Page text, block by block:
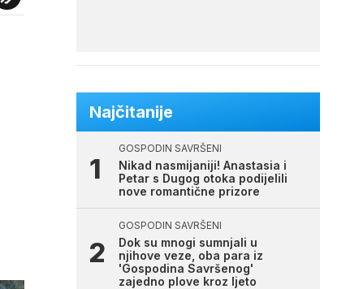
Najčitanije
GOSPODIN SAVRŠENI
Nikad nasmijaniji! Anastasia i
Petar s Dugog otoka podijelili
nove romantične prizore
GOSPODIN SAVRŠENI
Dok su mnogi sumnjali u
njihove veze, oba para iz
'Gospodina Savršenog'
zajedno plove kroz ljeto